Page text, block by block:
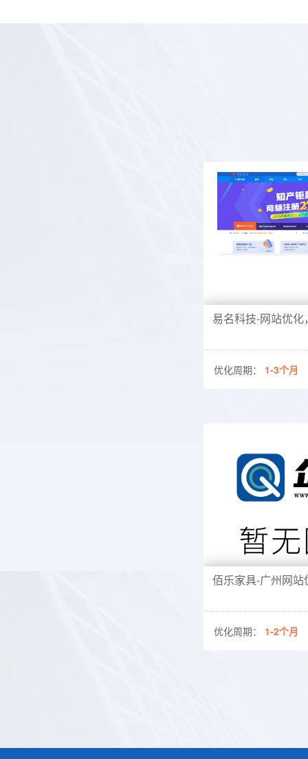
易名科技-网站优
优化周期： 1-3个月
佰乐家具-广州网
佰乐家具-广州网站
优化周期： 1-2个月